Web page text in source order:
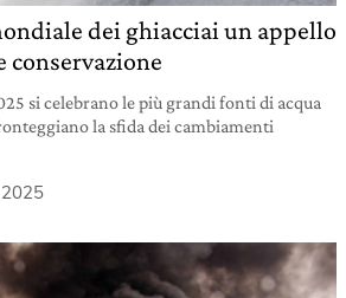
dei ghiacciai un appello
conservazione
si celebrano le più grandi fonti di acqua
la sfida dei cambiamenti